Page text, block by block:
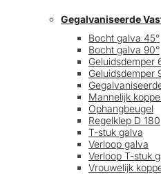
Gegalvaniseerde
Bocht galva 45°
Bocht galva 90°
Geluidsdemper
Geluidsdemper
Mannelijk
Ophangbeugel
Regelklep D 180
T-stuk galva
Verloop galva
Verloop T-stuk
Vrouwelijk